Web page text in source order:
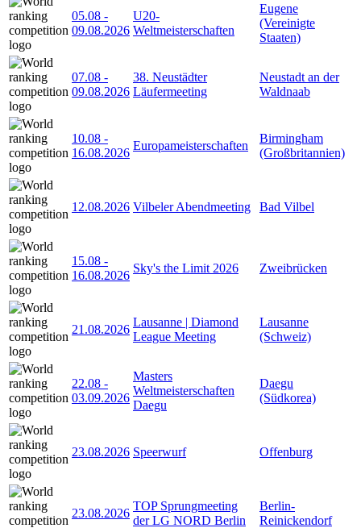
05.08 -
09.08.2026
U20-
Weltmeisterschaften
Eugene
(Vereinigte
Staaten)
07.08 -
09.08.2026
38. Neustädter
Läufermeeting
Neustadt an der
Waldnaab
10.08 -
16.08.2026
Europameisterschaften
Birmingham
(Großbritannien)
12.08.2026 Vilbeler Abendmeeting Bad Vilbel
15.08 -
16.08.2026
Sky's the Limit 2026 Zweibrücken
21.08.2026
Lausanne | Diamond
League Meeting
Lausanne
(Schweiz)
22.08 -
03.09.2026
Masters
Weltmeisterschaften
Daegu
Daegu
(Südkorea)
23.08.2026 Speerwurf Offenburg
23.08.2026
TOP Sprungmeeting
der LG NORD Berlin
Berlin-
Reinickendorf